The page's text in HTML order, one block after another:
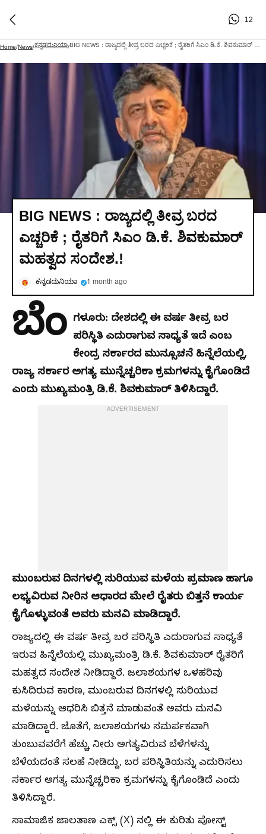
12
Home/News/ಕನ್ನಡದುನಿಯಾ/
BIG NEWS : ರಾಜ್ಯದಲ್ಲಿ ತೀವ್ರ ಬರದ
ಎಚ್ಚರಿಕೆ ; ರೈತರಿಗೆ ಸಿಎಂ ಡಿ.ಕೆ. ಶಿವಕುಮಾರ್
ಮಹತ್ವದ ಸಂದೇಶ.!
ಕನ್ನಡದುನಿಯಾ 1 month ago
ಬೆಂ ಗಳೂರು: ದೇಶದಲ್ಲಿ ಈ ವರ್ಷ ತೀವ್ರ ಬರ
ಪರಿಸ್ಥಿತಿ ಎದುರಾಗುವ ಸಾಧ್ಯತೆ ಇದೆ ಎಂಬ
ಕೇಂದ್ರ ಸರ್ಕಾರದ ಮುನ್ಸೂಚನೆ ಹಿನ್ನೆಲೆಯಲ್ಲಿ,
ರಾಜ್ಯ ಸರ್ಕಾರ ಅಗತ್ಯ ಮುನ್ನೆಚ್ಚರಿಕಾ ಕ್ರಮಗಳನ್ನು ಕೈಗೊಂಡಿದೆ
ಎಂದು ಮುಖ್ಯಮಂತ್ರಿ ಡಿ.ಕೆ. ಶಿವಕುಮಾರ್ ತಿಳಿಸಿದ್ದಾರೆ.
ADVERTISEMENT
ಮುಂಬರುವ ದಿನಗಳಲ್ಲಿ ಸುರಿಯುವ ಮಳೆಯ ಪ್ರಮಾಣ ಹಾಗೂ
ಲಭ್ಯವಿರುವ ನೀರಿನ ಆಧಾರದ ಮೇಲೆ ರೈತರು ಬಿತ್ತನೆ ಕಾರ್ಯ
ಕೈಗೊಳ್ಳುವಂತೆ ಅವರು ಮನವಿ ಮಾಡಿದ್ದಾರೆ.
ರಾಜ್ಯದಲ್ಲಿ ಈ ವರ್ಷ ತೀವ್ರ ಬರ ಪರಿಸ್ಥಿತಿ ಎದುರಾಗುವ ಸಾಧ್ಯತೆ
ಇರುವ ಹಿನ್ನೆಲೆಯಲ್ಲಿ ಮುಖ್ಯಮಂತ್ರಿ ಡಿ.ಕೆ. ಶಿವಕುಮಾರ್ ರೈತರಿಗೆ
ಮಹತ್ವದ ಸಂದೇಶ ನೀಡಿದ್ದಾರೆ. ಜಲಾಶಯಗಳ ಒಳಹರಿವು
ಕುಸಿದಿರುವ ಕಾರಣ, ಮುಂಬರುವ ದಿನಗಳಲ್ಲಿ ಸುರಿಯುವ
ಮಳೆಯನ್ನು ಆಧರಿಸಿ ಬಿತ್ತನೆ ಮಾಡುವಂತೆ ಅವರು ಮನವಿ
ಮಾಡಿದ್ದಾರೆ. ಜೊತೆಗೆ, ಜಲಾಶಯಗಳು ಸಮರ್ಪಕವಾಗಿ
ತುಂಬುವವರೆಗೆ ಹೆಚ್ಚು ನೀರು ಅಗತ್ಯವಿರುವ ಬೆಳೆಗಳನ್ನು
ಬೆಳೆಯದಂತೆ ಸಲಹೆ ನೀಡಿದ್ದು, ಬರ ಪರಿಸ್ಥಿತಿಯನ್ನು ಎದುರಿಸಲು
ಸರ್ಕಾರ ಅಗತ್ಯ ಮುನ್ನೆಚ್ಚರಿಕಾ ಕ್ರಮಗಳನ್ನು ಕೈಗೊಂಡಿದೆ ಎಂದು
ತಿಳಿಸಿದ್ದಾರೆ.
ಸಾಮಾಜಿಕ ಜಾಲತಾಣ ಎಕ್ಸ್ (X) ನಲ್ಲಿ ಈ ಕುರಿತು ಪೋಸ್ಟ್